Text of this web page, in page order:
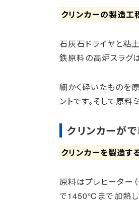
クリンカーの製造工
石灰石ドライヤと粘
鉄原料の高炉スラグ
細かく砕いたものを
ントです。そして原料
クリンカーが
クリンカーを製造す
原料はプレヒーター
で1450℃まで加熱し